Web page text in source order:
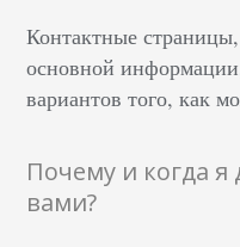
Контактные
основной
вариантов того, как
Почему и когда я
вами?